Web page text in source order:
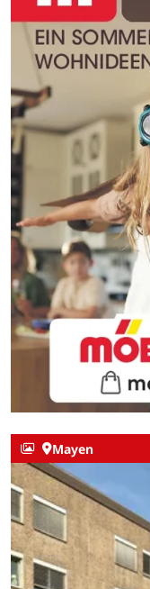
Mayen